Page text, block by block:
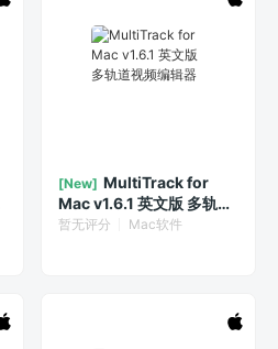
[New] MultiTrack for
Mac v1.6.1 英文版 多轨道
视频编辑器
暂无评分 Mac软件